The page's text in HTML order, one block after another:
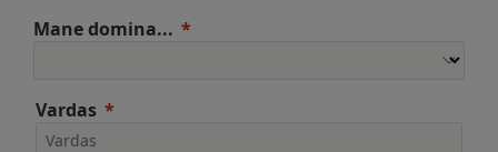
Mane domina...
Vardas